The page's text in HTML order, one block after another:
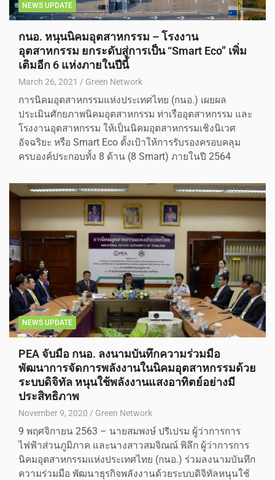
NEWS UPDATE
กนอ. หนุนนิคมอุตสาหกรรม – โรงงาน
อุตสาหกรรม ยกระดับสู่การเป็น “Smart Eco” เพิ่ม
เติมอีก 6 แห่งภายในปีนี้
March 26, 2021 Green Network
การนิคมอุตสาหกรรมแห่งประเทศไทย (กนอ.) เผยผล
ประเมินศักยภาพนิคมอุตสาหกรรม ท่าเรืออุตสาหกรรม และ
โรงงานอุตสาหกรรม ให้เป็นนิคมอุตสาหกรรมเชิงนิเวศ
อัจฉริยะ หรือ Smart Eco ตั้งเป้าให้การรับรองครอบคลุม
ครบองค์ประกอบทั้ง 8 ด้าน (8 Smart) ภายในปี 2564
NEWS UPDATE
PEA จับมือ กนอ. ลงนามบันทึกความร่วมมือ
พัฒนาการจัดการพลังงานในนิคมอุตสาหกรรมด้วย
ระบบดิจิทัล หนุนใช้พลังงานแสงอาทิตย์อย่างมี
ประสิทธิภาพ
November 9, 2020 Green Network
9 พฤศจิกายน 2563 – นายสมพงษ์ ปรีเปรม ผู้ว่าการการ
ไฟฟ้าส่วนภูมิภาค และนางสาวสมจิณณ์ พิลึก ผู้ว่าการการ
นิคมอุตสาหกรรมแห่งประเทศไทย (กนอ.) ร่วมลงนามบันทึก
ความร่วมมือ พัฒนาธุรกิจพลังงานด้วยระบบดิจิทัลหนุนใช้